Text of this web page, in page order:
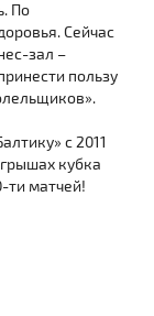
По
Сейчас
зал –
пользу
с 2011
кубка
ти матчей!